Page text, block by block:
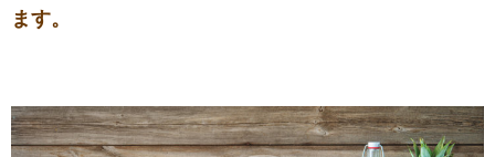
ます。